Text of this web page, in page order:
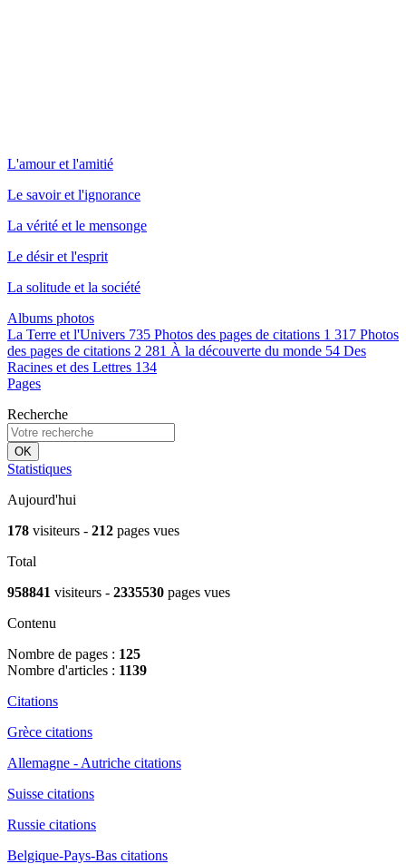
L'amour et l'amitié
Le savoir et l'ignorance
La vérité et le mensonge
Le désir et l'esprit
La solitude et la société
Albums photos
La Terre et l'Univers 735 Photos des pages de citations 1 317 Photos
des pages de citations 2 281 À la découverte du monde 54 Des
Racines et des Lettres 134
Pages
Recherche
OK
Statistiques
Aujourd'hui
178 visiteurs - 212 pages vues
Total
958841 visiteurs - 2335530 pages vues
Contenu
Nombre de pages : 125
Nombre d'articles : 1139
Citations
Grèce citations
Allemagne - Autriche citations
Suisse citations
Russie citations
Belgique-Pays-Bas citations